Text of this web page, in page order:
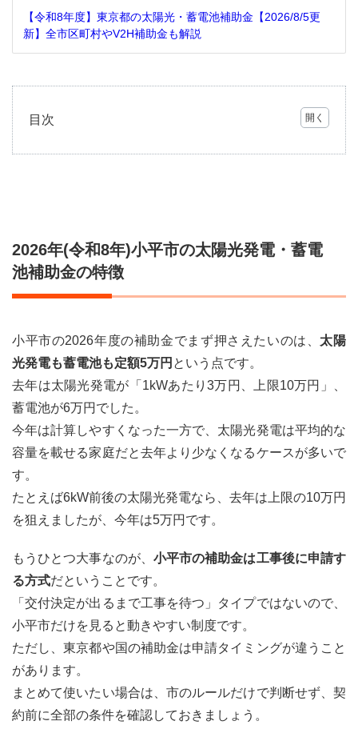
【令和8年度】東京都の太陽光・蓄電池補助金【2026/8/5更
新】全市区町村やV2H補助金も解説
目次
2026
市の
太陽
光発
電・
助金
の特
徴
2
2026
年
和8
市の
太陽
蓄電
池補
助金
はい
くら
もら
え
る？
均的な設
2026年(令和8年)小平市の太陽光発電・蓄電
池補助金の特徴
小平市の2026年度の補助金でまず押さえたいのは、 太陽
光発電も蓄電池も定額5万円 という点です。
去年は太陽光発電が「1kWあたり3万円、上限10万円」、
蓄電池が6万円でした。
今年は計算しやすくなった一方で、太陽光発電は平均的な
容量を載せる家庭だと去年より少なくなるケースが多いで
す。
たとえば6kW前後の太陽光発電なら、去年は上限の10万円
を狙えましたが、今年は5万円です。
もうひとつ大事なのが、 小平市の補助金は工事後に申請す
る方式だということです。
「交付決定が出るまで工事を待つ」タイプではないので、
小平市だけを見ると動きやすい制度です。
ただし、東京都や国の補助金は申請タイミングが違うこと
があります。
まとめて使いたい場合は、市のルールだけで判断せず、契
約前に全部の条件を確認しておきましょう。